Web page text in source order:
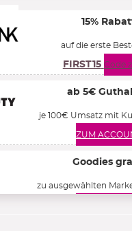
15%
auf die erste
FIRST15 Code
ab 5€
je 100€ Umsatz mit
ZUM
Goodies
zu ausgewählten